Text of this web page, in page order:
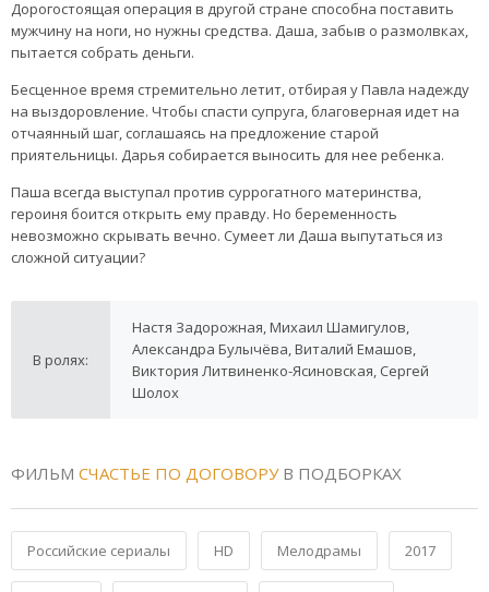
Дорогостоящая операция в другой стране способна поставить
мужчину на ноги, но нужны средства. Даша, забыв о размолвках,
пытается собрать деньги.
Бесценное время стремительно летит, отбирая у Павла надежду
на выздоровление. Чтобы спасти супруга, благоверная идет на
отчаянный шаг, соглашаясь на предложение старой
приятельницы. Дарья собирается выносить для нее ребенка.
Паша всегда выступал против суррогатного материнства,
героиня боится открыть ему правду. Но беременность
невозможно скрывать вечно. Сумеет ли Даша выпутаться из
сложной ситуации?
В ролях:
Настя Задорожная, Михаил Шамигулов,
Александра Булычёва, Виталий Емашов,
Виктория Литвиненко-Ясиновская, Сергей
Шолох
ФИЛЬМ СЧАСТЬЕ ПО ДОГОВОРУВ ПОДБОРКАХ
Российские сериалы HD Мелодрамы 2017